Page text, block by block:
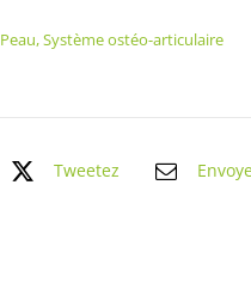
Peau,Système ostéo-articulaire
Tweetez